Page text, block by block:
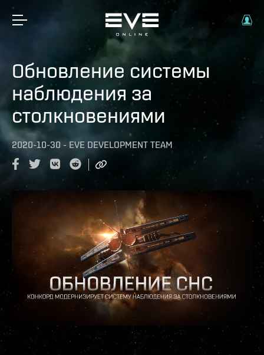
Обновление системы
наблюдения за
столкновениями
2020-10-30 - EVE DEVELOPMENT TEAM